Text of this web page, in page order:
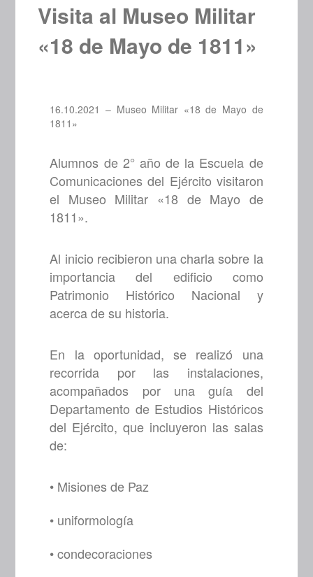
Visita al Museo Militar
«18 de Mayo de 1811»
16.10.2021 – Museo Militar «18 de Mayo de
1811»
Alumnos de 2° año de la Escuela de
Comunicaciones del Ejército visitaron
el Museo Militar «18 de Mayo de
1811».
Al inicio recibieron una charla sobre la
importancia del edificio como
Patrimonio Histórico Nacional y
acerca de su historia.
En la oportunidad, se realizó una
recorrida por las instalaciones,
acompañados por una guía del
Departamento de Estudios Históricos
del Ejército, que incluyeron las salas
de:
• Misiones de Paz
• uniformología
• condecoraciones